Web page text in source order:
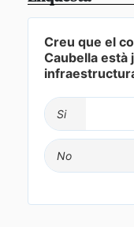
Creu que el
Caubella està
Si
No